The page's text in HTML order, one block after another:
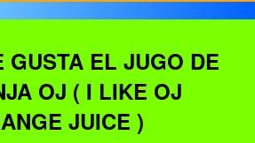
GUSTA EL JUGO DE
OJ ( I LIKE OJ
JUICE )